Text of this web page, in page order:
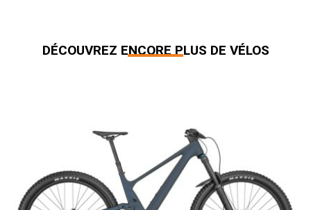
DÉCOUVREZ ENCORE PLUS DE VÉLOS